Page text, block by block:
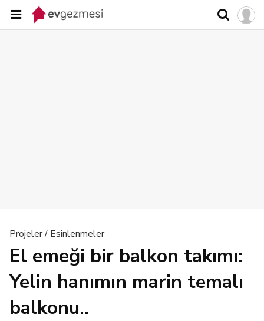
Projeler / Esinlenmeler
El emeği bir balkon takımı:
Yelin hanımın marin temalı
balkonu..